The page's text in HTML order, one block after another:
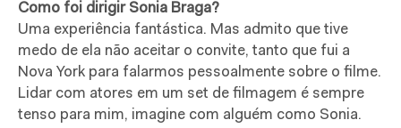
Como foi dirigir Sonia Braga?
Uma experiência fantástica. Mas admito que tive
medo de ela não aceitar o convite, tanto que fui a
Nova York para falarmos pessoalmente sobre o filme.
Lidar com atores em um set de filmagem é sempre
tenso para mim, imagine com alguém como Sonia.